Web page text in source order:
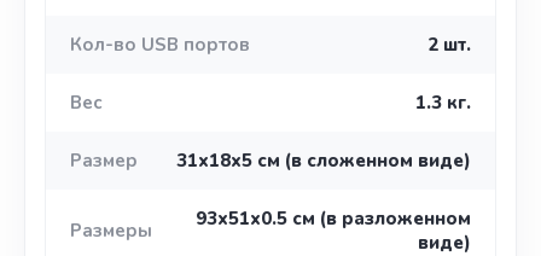
Кол-во USB портов 2 шт.
Вес 1.3 кг.
Размер 31х18х5 cм (в сложенном виде)
Размеры
93х51х0.5 cм (в разложенном
виде)